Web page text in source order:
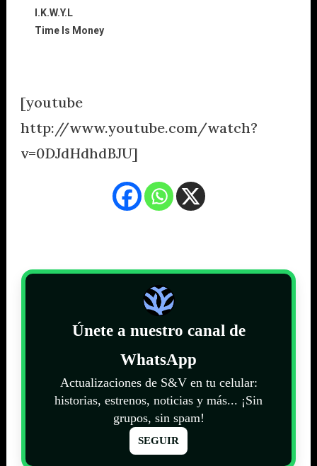
I.K.W.Y.L
Time Is Money
[youtube
http://www.youtube.com/watch?
v=0DJdHdhdBJU]
Únete a nuestro canal de
WhatsApp
Actualizaciones de S&V en tu celular:
historias, estrenos, noticias y más... ¡Sin
grupos, sin spam!
SEGUIR